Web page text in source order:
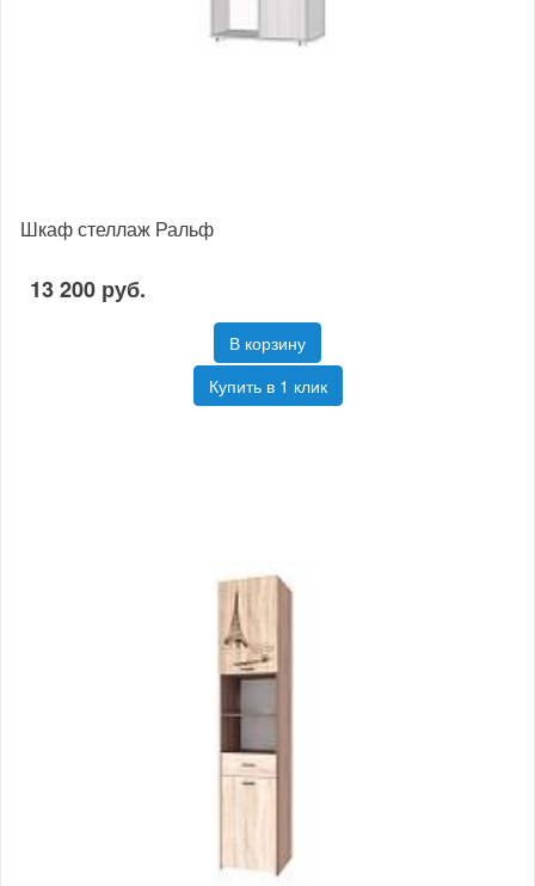
Шкаф стеллаж Ральф
13 200 руб.
В корзину
Купить в 1 клик